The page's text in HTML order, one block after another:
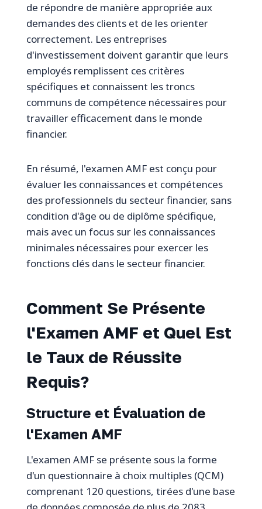
de répondre de manière appropriée aux
demandes des clients et de les orienter
correctement. Les entreprises
d'investissement doivent garantir que leurs
employés remplissent ces critères
spécifiques et connaissent les troncs
communs de compétence nécessaires pour
travailler efficacement dans le monde
financier.
En résumé, l'examen AMF est conçu pour
évaluer les connaissances et compétences
des professionnels du secteur financier, sans
condition d'âge ou de diplôme spécifique,
mais avec un focus sur les connaissances
minimales nécessaires pour exercer les
fonctions clés dans le secteur financier.
Comment Se Présente
l'Examen AMF et Quel Est
le Taux de Réussite
Requis?
Structure et Évaluation de
l'Examen AMF
L'examen AMF se présente sous la forme
d'un questionnaire à choix multiples (QCM)
comprenant 120 questions, tirées d'une base